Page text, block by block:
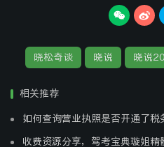
 
晓松奇谈 晓说 晓说
相关推荐
如何查询营业执照是否开通了税
收费资源分享，驾考宝典璇姐精